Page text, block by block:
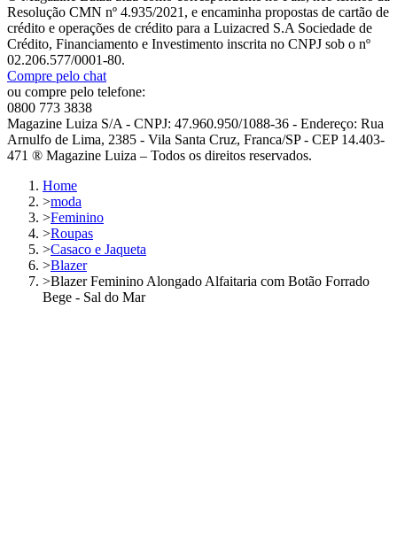
Resolução CMN nº 4.935/2021, e encaminha propostas de cartão de
crédito e operações de crédito para a Luizacred S.A Sociedade de
Crédito, Financiamento e Investimento inscrita no CNPJ sob o nº
02.206.577/0001-80.
Compre pelo chat
ou compre pelo telefone:
0800 773 3838
Magazine Luiza S/A - CNPJ: 47.960.950/1088-36 - Endereço: Rua
Arnulfo de Lima, 2385 - Vila Santa Cruz, Franca/SP - CEP 14.403-
471 ® Magazine Luiza – Todos os direitos reservados.
Home
>moda
>Feminino
>Roupas
>Casaco e Jaqueta
>Blazer
>Blazer Feminino Alongado Alfaitaria com Botão Forrado
Bege - Sal do Mar